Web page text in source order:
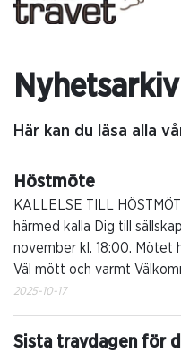
Nyhetsarkiv
Här kan du läsa alla
Höstmöte
KALLELSE TILL
härmed kalla Dig till
november kl. 18:00. Mötet
Väl mött och varmt
2025-10-17
Sista travdagen för